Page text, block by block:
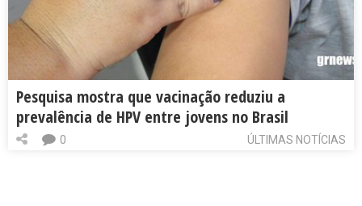
Pesquisa mostra que vacinação reduziu a
prevalência de HPV entre jovens no Brasil
ÚLTIMAS NOTÍCIAS
0